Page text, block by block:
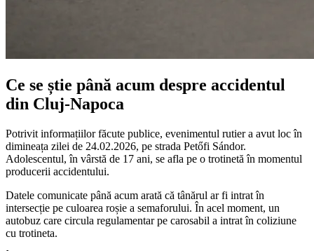
Ce se știe până acum despre accidentul
din Cluj-Napoca
Potrivit informațiilor făcute publice, evenimentul rutier a avut loc în
dimineața zilei de 24.02.2026, pe strada Petőfi Sándor.
Adolescentul, în vârstă de 17 ani, se afla pe o trotinetă în momentul
producerii accidentului.
Datele comunicate până acum arată că tânărul ar fi intrat în
intersecție pe culoarea roșie a semaforului. În acel moment, un
autobuz care circula regulamentar pe carosabil a intrat în coliziune
cu trotineta.